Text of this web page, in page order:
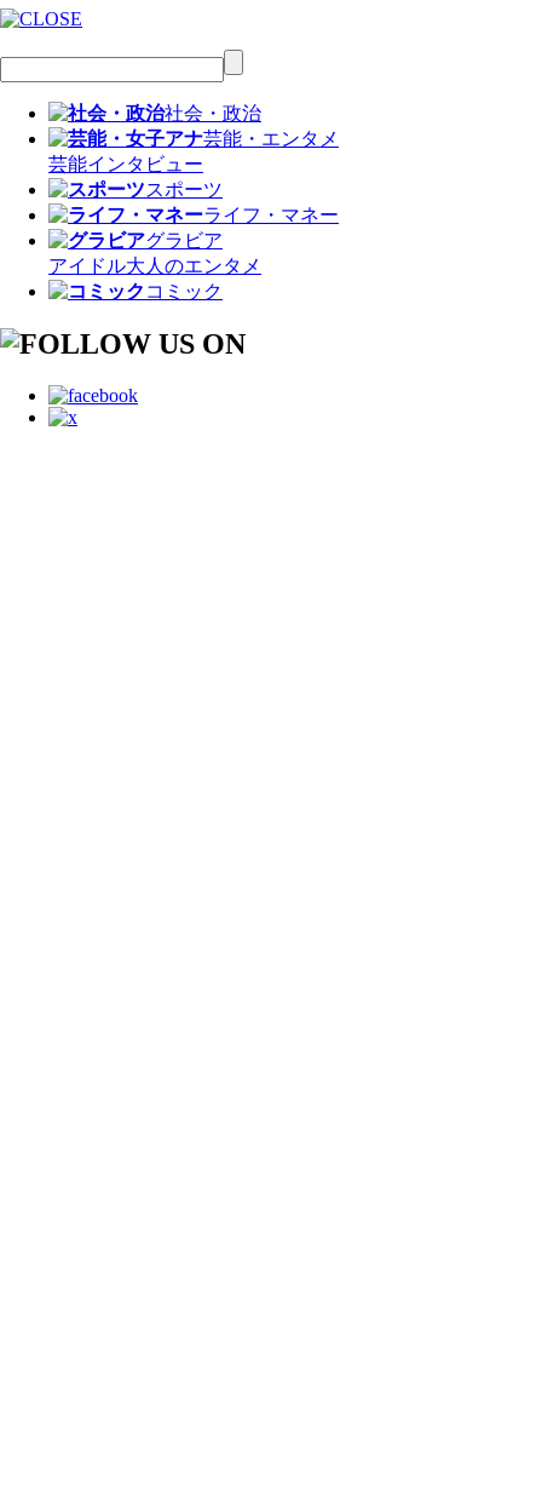
社会・政治
芸能・エンタメ
芸能インタビュー
スポーツ
ライフ・マネー
グラビア
アイドル大人のエンタメ
コミック